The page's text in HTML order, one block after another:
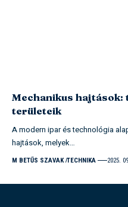
Mechanikus hajtások:
területeik
A modern ipar és technológia
hajtások, melyek…
M BETŰS SZAVAK TECHNIKA 2025.